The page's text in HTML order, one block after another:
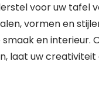
voor uw
vormen en
en interieur.
laat uw